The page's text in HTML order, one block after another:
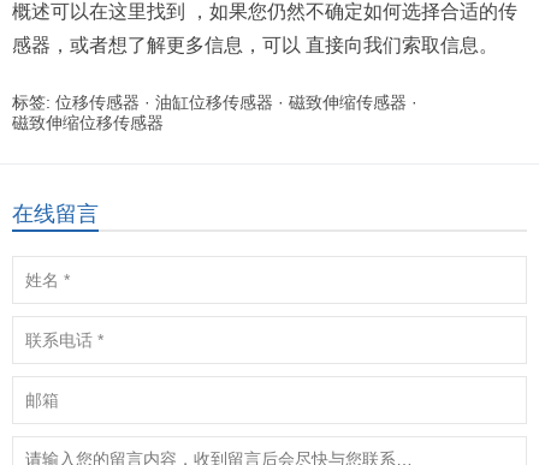
概述可以在这里找到 ，如果您仍然不确定如何选择合适的传
感器，或者想了解更多信息，可以 直接向我们索取信息。
标签: 位移传感器 · 油缸位移传感器 · 磁致伸缩传感器 ·
磁致伸缩位移传感器
在线留言